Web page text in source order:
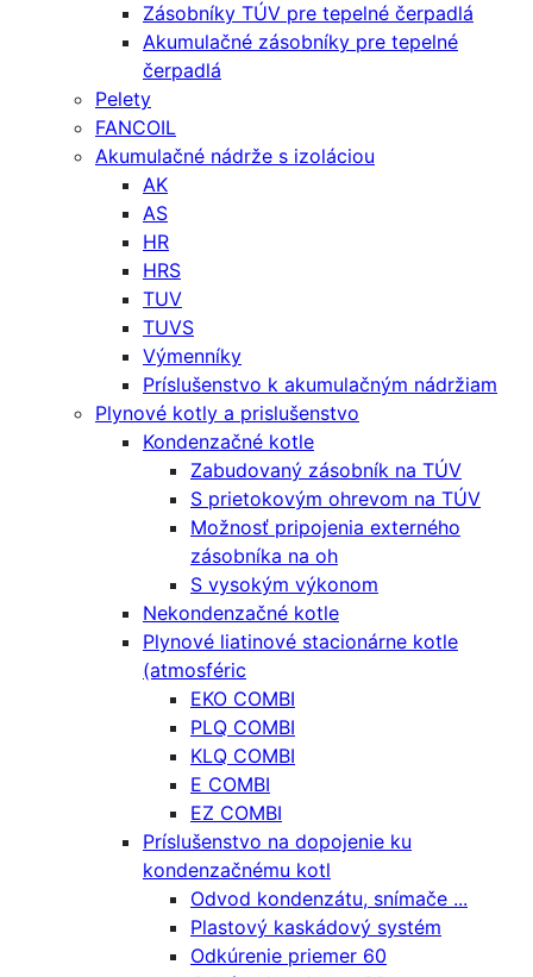
Zásobníky TÚV pre tepelné čerpadlá
Akumulačné zásobníky pre tepelné
čerpadlá
Pelety
FANCOIL
Akumulačné nádrže s izoláciou
AK
AS
HR
HRS
TUV
TUVS
Výmenníky
Príslušenstvo k akumulačným nádržiam
Plynové kotly a prislušenstvo
Kondenzačné kotle
Zabudovaný zásobník na TÚV
S prietokovým ohrevom na TÚV
Možnosť pripojenia externého
zásobníka na oh
S vysokým výkonom
Nekondenzačné kotle
Plynové liatinové stacionárne kotle
(atmosféric
EKO COMBI
PLQ COMBI
KLQ COMBI
E COMBI
EZ COMBI
Príslušenstvo na dopojenie ku
kondenzačnému kotl
Odvod kondenzátu, snímače ...
Plastový kaskádový systém
Odkúrenie priemer 60